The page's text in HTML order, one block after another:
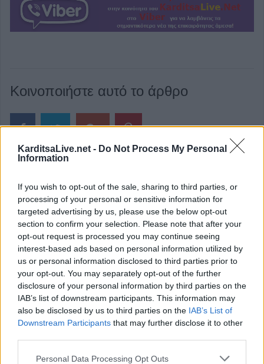
KarditsaLive.net - Do Not Process My Personal
Information
If you wish to opt-out of the sale, sharing to third parties, or
processing of your personal or sensitive information for
targeted advertising by us, please use the below opt-out
section to confirm your selection. Please note that after your
opt-out request is processed you may continue seeing
interest-based ads based on personal information utilized by
us or personal information disclosed to third parties prior to
your opt-out. You may separately opt-out of the further
disclosure of your personal information by third parties on the
IAB’s list of downstream participants. This information may
also be disclosed by us to third parties on the IAB’s List of
Downstream Participants that may further disclose it to other
Personal Data Processing Opt Outs
Κοινοποιήστε αυτό το άρθρο
ΔΙΑΒΆΣΤΕ ΕΠΊΣΗΣ:
Προγραμματισμένες διακοπές ηλεκτροδότησης την
Παρασκευή (7/8) σε Ιτέα, Άγιο Γεώργιο, Γεώργιο
Καραϊσκάκη, Κρανιά, Καππά, Φύλλο και Αμπελώνα
6 Αυγούστου 2026, 15:00